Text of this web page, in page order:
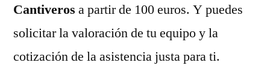
Cantiveros a partir de 100 euros. Y puedes
solicitar la valoración de tu equipo y la
cotización de la asistencia justa para ti.